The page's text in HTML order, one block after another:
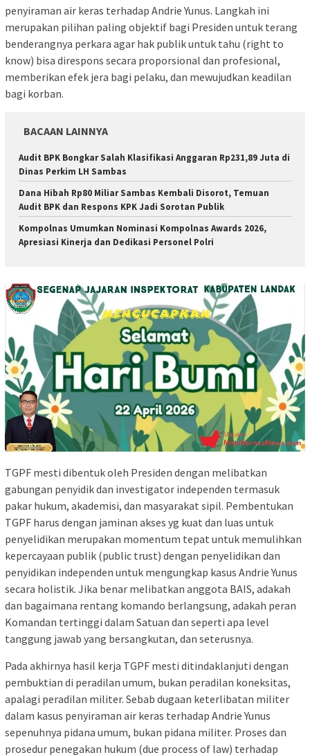
penyiraman air keras terhadap Andrie Yunus. Langkah ini
merupakan pilihan paling objektif bagi Presiden untuk terang
benderangnya perkara agar hak publik untuk tahu (right to
know) bisa direspons secara proporsional dan profesional,
memberikan efek jera bagi pelaku, dan mewujudkan keadilan
bagi korban.
BACAAN LAINNYA
Audit BPK Bongkar Salah Klasifikasi Anggaran Rp231,89 Juta di
Dinas Perkim LH Sambas
Dana Hibah Rp80 Miliar Sambas Kembali Disorot, Temuan
Audit BPK dan Respons KPK Jadi Sorotan Publik
Kompolnas Umumkan Nominasi Kompolnas Awards 2026,
Apresiasi Kinerja dan Dedikasi Personel Polri
TGPF mesti dibentuk oleh Presiden dengan melibatkan
gabungan penyidik dan investigator independen termasuk
pakar hukum, akademisi, dan masyarakat sipil. Pembentukan
TGPF harus dengan jaminan akses yg kuat dan luas untuk
penyelidikan merupakan momentum tepat untuk memulihkan
kepercayaan publik (public trust) dengan penyelidikan dan
penyidikan independen untuk mengungkap kasus Andrie Yunus
secara holistik. Jika benar melibatkan anggota BAIS, adakah
dan bagaimana rentang komando berlangsung, adakah peran
Komandan tertinggi dalam Satuan dan seperti apa level
tanggung jawab yang bersangkutan, dan seterusnya.
Pada akhirnya hasil kerja TGPF mesti ditindaklanjuti dengan
pembuktian di peradilan umum, bukan peradilan koneksitas,
apalagi peradilan militer. Sebab dugaan keterlibatan militer
dalam kasus penyiraman air keras terhadap Andrie Yunus
sepenuhnya pidana umum, bukan pidana militer. Proses dan
prosedur penegakan hukum (due process of law) terhadap